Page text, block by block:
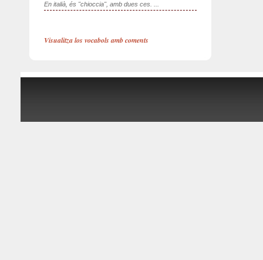
En italià, és "chioccia", amb dues ces. ...
Visualitza los vocabols amb coments